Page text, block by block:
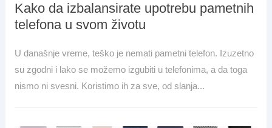
Kako da izbalansirate upotrebu pametnih
telefona u svom životu
U današnje vreme, teško je nemati pametni telefon. Izuzetno
su zgodni i lako se možemo izgubiti u telefonima, a da toga
nismo ni svesni. Koristimo ih za sve, od slanja...